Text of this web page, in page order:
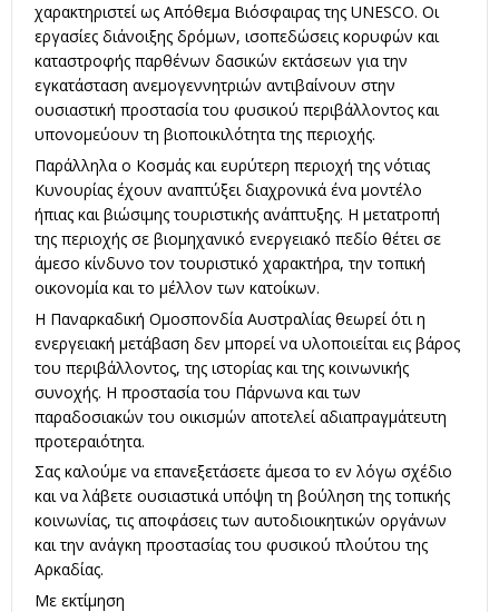
χαρακτηριστεί ως Απόθεμα Βιόσφαιρας της UNESCO. Οι
εργασίες διάνοιξης δρόμων, ισοπεδώσεις κορυφών και
καταστροφής παρθένων δασικών εκτάσεων για την
εγκατάσταση ανεμογεννητριών αντιβαίνουν στην
ουσιαστική προστασία του φυσικού περιβάλλοντος και
υπονομεύουν τη βιοποικιλότητα της περιοχής.
Παράλληλα ο Κοσμάς και ευρύτερη περιοχή της νότιας
Κυνουρίας έχουν αναπτύξει διαχρονικά ένα μοντέλο
ήπιας και βιώσιμης τουριστικής ανάπτυξης. Η μετατροπή
της περιοχής σε βιομηχανικό ενεργειακό πεδίο θέτει σε
άμεσο κίνδυνο τον τουριστικό χαρακτήρα, την τοπική
οικονομία και το μέλλον των κατοίκων.
Η Παναρκαδική Ομοσπονδία Αυστραλίας θεωρεί ότι η
ενεργειακή μετάβαση δεν μπορεί να υλοποιείται εις βάρος
του περιβάλλοντος, της ιστορίας και της κοινωνικής
συνοχής. Η προστασία του Πάρνωνα και των
παραδοσιακών του οικισμών αποτελεί αδιαπραγμάτευτη
προτεραιότητα.
Σας καλούμε να επανεξετάσετε άμεσα το εν λόγω σχέδιο
και να λάβετε ουσιαστικά υπόψη τη βούληση της τοπικής
κοινωνίας, τις αποφάσεις των αυτοδιοικητικών οργάνων
και την ανάγκη προστασίας του φυσικού πλούτου της
Αρκαδίας.
Με εκτίμηση